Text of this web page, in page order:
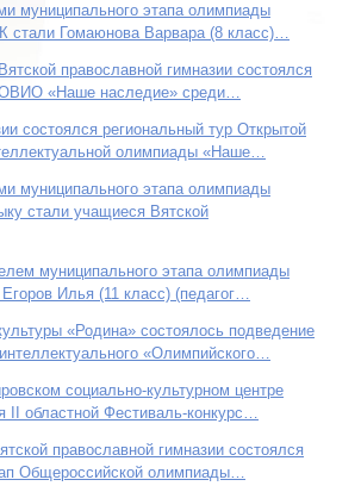
муниципального этапа олимпиады
стали Гомаюнова Варвара (8 класс)…
православной гимназии состоялся
ОВИО «Наше наследие» среди…
состоялся региональный тур Открытой
олимпиады «Наше…
муниципального этапа олимпиады
стали учащиеся Вятской
муниципального этапа олимпиады
Илья (11 класс) (педагог…
«Родина» состоялось подведение
интеллектуального «Олимпийского…
социально-культурном центре
II областной Фестиваль-конкурс…
православной гимназии состоялся
Общероссийской олимпиады…